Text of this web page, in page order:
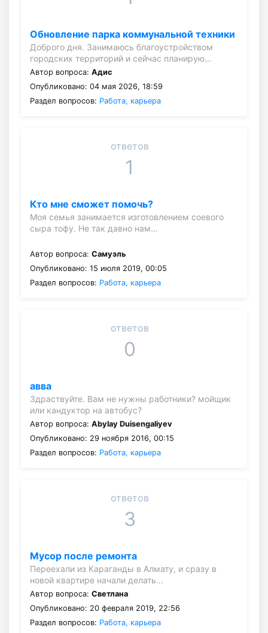
Обновление парка коммунальной техники
Доброго дня. Занимаюсь благоустройством
городских территорий и сейчас планирую…
Автор вопроса: Адис
Опубликовано: 04 мая 2026, 18:59
Раздел вопросов: Работа, карьера
ответов
1
Кто мне сможет помочь?
Моя семья занимается изготовлением соевого
сыра тофу. Не так давно нам…
Автор вопроса: Самуэль
Опубликовано: 15 июля 2019, 00:05
Раздел вопросов: Работа, карьера
ответов
0
авва
Здраствуйте. Вам не нужны работники? мойщик
или кандуктор на автобус?
Автор вопроса: Abylay Duisengaliyev
Опубликовано: 29 ноября 2016, 00:15
Раздел вопросов: Работа, карьера
ответов
3
Мусор после ремонта
Переехали из Караганды в Алмату, и сразу в
новой квартире начали делать…
Автор вопроса: Светлана
Опубликовано: 20 февраля 2019, 22:56
Раздел вопросов: Работа, карьера